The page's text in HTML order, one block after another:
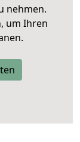
nehmen.
um Ihren